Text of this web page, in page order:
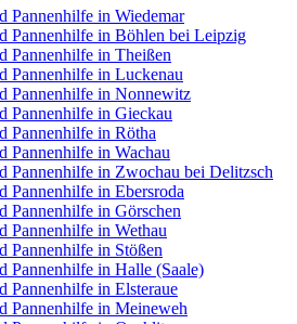
Pannenhilfe in Wiedemar
Pannenhilfe in Böhlen bei Leipzig
Pannenhilfe in Theißen
Pannenhilfe in Luckenau
Pannenhilfe in Nonnewitz
Pannenhilfe in Gieckau
Pannenhilfe in Rötha
Pannenhilfe in Wachau
Pannenhilfe in Zwochau bei Delitzsch
Pannenhilfe in Ebersroda
Pannenhilfe in Görschen
Pannenhilfe in Wethau
Pannenhilfe in Stößen
Pannenhilfe in Halle (Saale)
Pannenhilfe in Elsteraue
Pannenhilfe in Meineweh